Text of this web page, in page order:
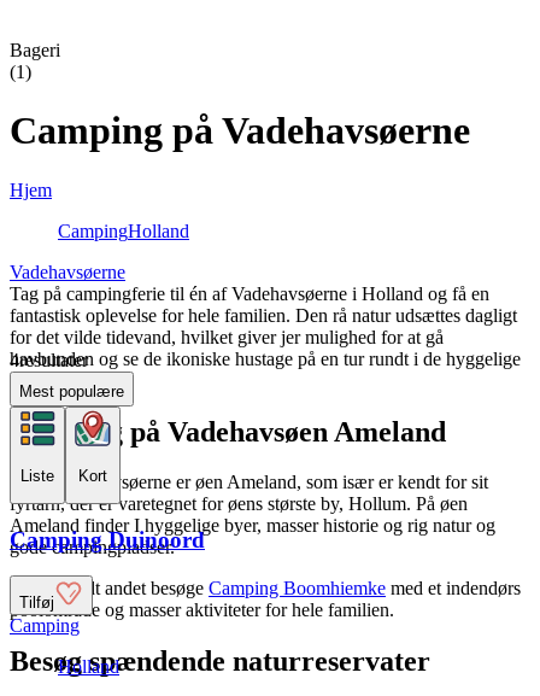
Bageri
(1)
Camping på Vadehavsøerne
Hjem
CampingHolland
Vadehavsøerne
Tag på campingferie til én af Vadehavsøerne i Holland og få en
fantastisk oplevelse for hele familien. Den rå natur udsættes dagligt
for det vilde tidevand, hvilket giver jer mulighed for at gå
havbunden og se de ikoniske hustage på en tur rundt i de hyggelige
byer.
Camping på Vadehavsøen Ameland
Én af Vadehavsøerne er øen Ameland, som især er kendt for sit
fyrtårn, der er varetegnet for øens største by, Hollum. På øen
Ameland finder I hyggelige byer, masser historie og rig natur og
gode campingpladser.
I kan blandt andet besøge Camping Boomhiemke med et indendørs
poolområde og masser aktiviteter for hele familien.
Besøg spændende naturreservater
4resultater
Mest populære
Liste Kort
Camping Duinoord
Tilføj
Camping
Holland